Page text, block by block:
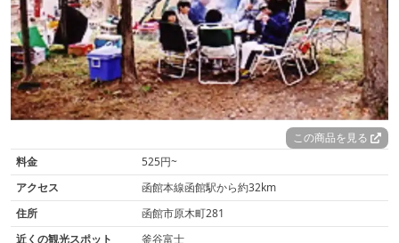
この商品を見る
料金
525円~
アクセス
函館本線函館駅から約32km
住所
函館市原木町281
近くの観光スポット
釜谷富士